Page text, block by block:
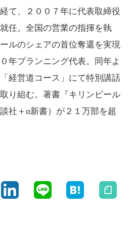
て、２００７年に代表取締役
任。全国の営業の指揮を執
ルのシェアの首位奪還を実現
年プランニング代表。同年よ
経営道コース」にて特別講話
り組む。著書『キリンビール
社＋α新書）が２１万部を超